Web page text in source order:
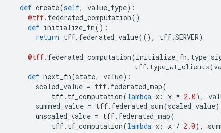
def create(self, value_type):
@tff. federated_computation()
def initialize_fn():
return tff. federated_value((), tff.SERVER)
@tff. federated_computation(initialize_fn .
tff. type_at_clients(
def next_fn(state, value):
scaled_value = tff. federated_map(
tff. tf_computation(lambda x : x * 2.0),
summed_value = tff. federated_sum(scaled_value)
unscaled_value = tff. federated_map(
tff. tf_computation(lambda x : x / 2.0),